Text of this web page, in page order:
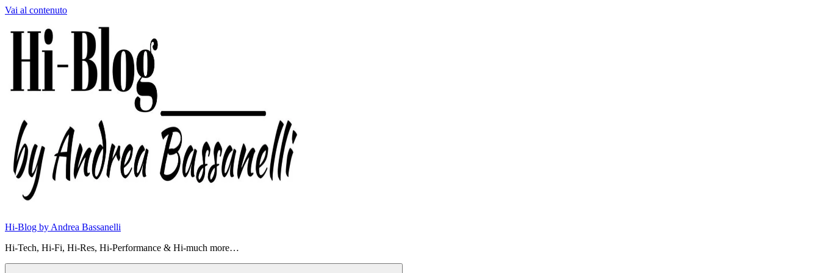
Vai al contenuto
Hi-Blog by Andrea Bassanelli
Hi-Tech, Hi-Fi, Hi-Res, Hi-Performance & Hi-much more…